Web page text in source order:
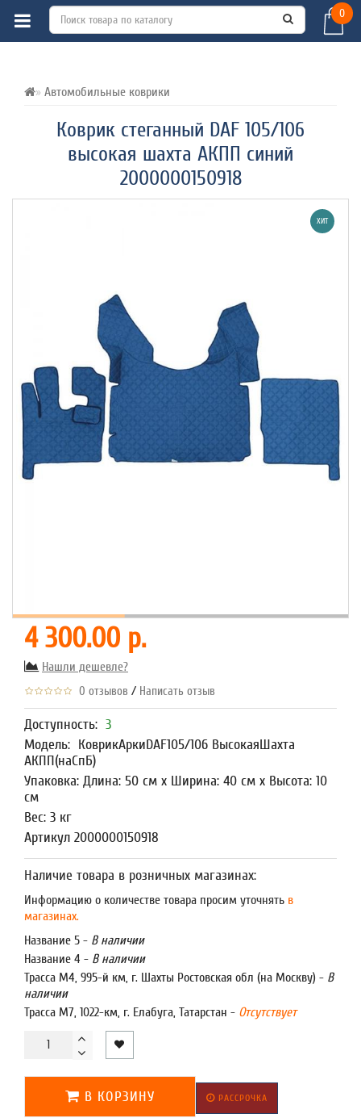
0
Автомобильные коврики
Коврик стеганный DAF 105/106
высокая шахта АКПП синий
2000000150918
ВСЕ О ТОВАРЕ ХАРАКТЕРИСТИКИ
ХИТ
4 300.00 р.
Нашли дешевле?
0 отзывов / Написать отзыв
Доступность: 3
Модель: КоврикАркиDAF105/106 ВысокаяШахта
АКПП(наСпБ)
Упаковка: Длина: 50 см x Ширина: 40 см x Высота: 10
см
Вес: 3 кг
Артикул 2000000150918
Наличие товара в розничных магазинах:
Информацию о количестве товара просим уточнять в
магазинах.
Название 5 - В наличии
Название 4 - В наличии
Трасса М4, 995-й км, г. Шахты Ростовская обл (на Москву) - В
наличии
Трасса М7, 1022-км, г. Елабуга, Татарстан - Отсутствует
В КОРЗИНУ РАССРОЧКА